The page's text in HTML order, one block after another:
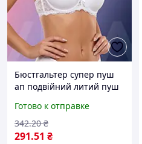
Бюстгальтер супер пуш
ап подвійний литий пуш
білий (1586Б)
Готово к отправке
291.51 ₴
342.20 ₴